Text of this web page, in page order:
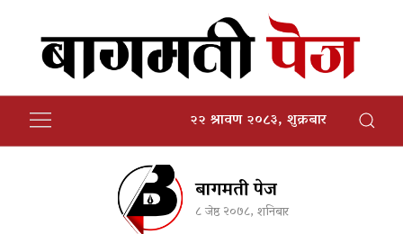
२२ श्रावण २०८३, शुक्रबार
बागमती पेज
८ जेष्ठ २०७८, शनिबार